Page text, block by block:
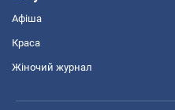
Афіша
Краса
Жіночий журнал